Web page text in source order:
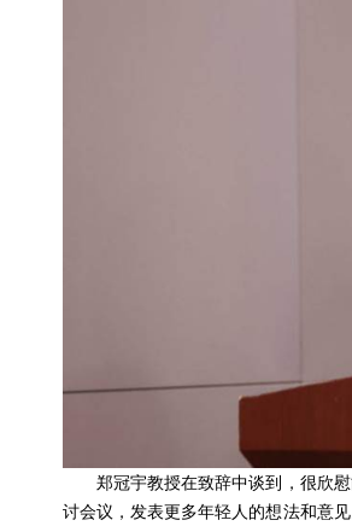
郑冠宇教授在致辞中谈到，很欣慰
讨会议，发表更多年轻人的想法和意